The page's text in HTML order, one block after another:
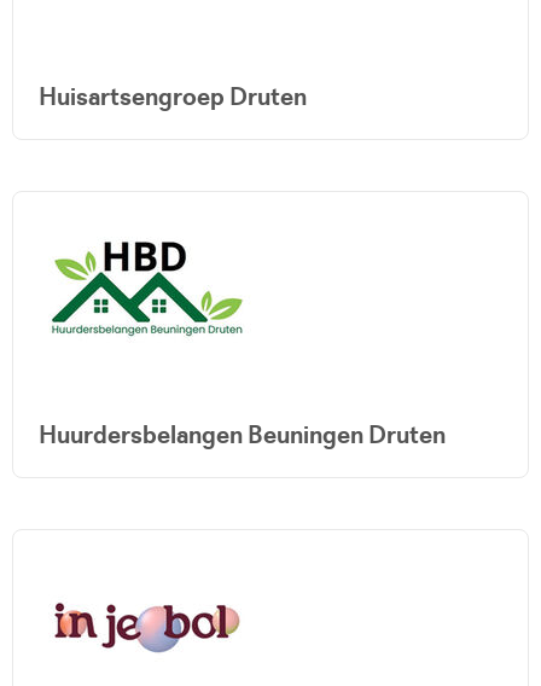
Huisartsengroep Druten
Huurdersbelangen Beuningen Druten